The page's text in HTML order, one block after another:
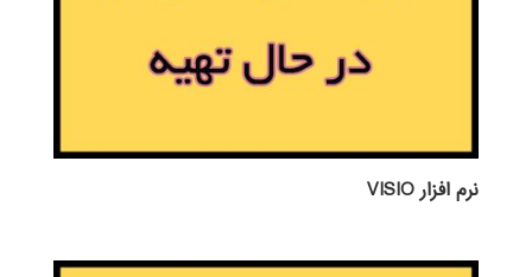
نرم افزار VISIO